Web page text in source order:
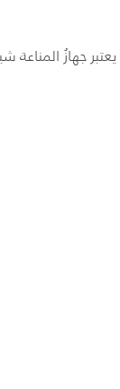
جهازُ